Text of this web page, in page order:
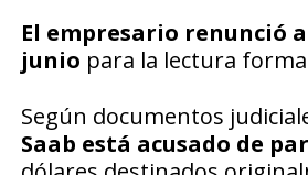
El empresario renunció
junio para la lectura
Según documentos
Saab está acusado de